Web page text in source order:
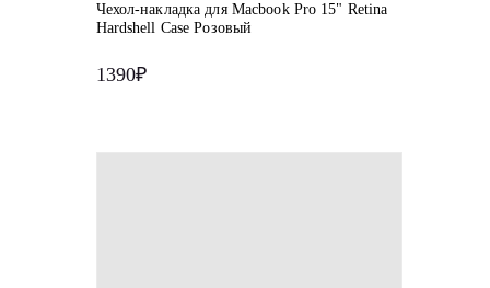
Чехол-накладка для Macbook Pro 15" Retina
Hardshell Case Розовый
1390₽